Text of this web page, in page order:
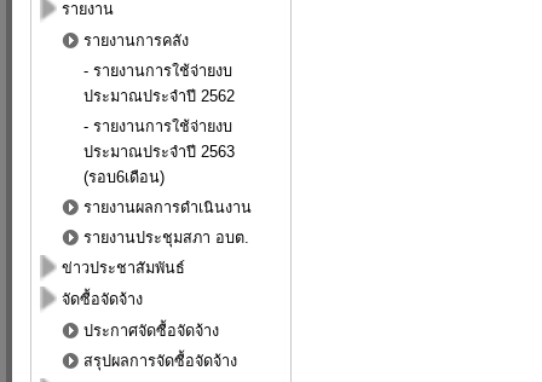
รายงาน
รายงานการคลัง
- รายงานการใช้จ่ายงบ
ประมาณประจำปี 2562
- รายงานการใช้จ่ายงบ
ประมาณประจำปี 2563
(รอบ6เดือน)
รายงานผลการดำเนินงาน
รายงานประชุมสภา อบต.
ข่าวประชาสัมพันธ์
จัดซื้อจัดจ้าง
ประกาศจัดซื้อจัดจ้าง
สรุปผลการจัดซื้อจัดจ้าง